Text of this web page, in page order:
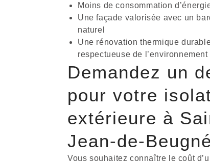
Moins de consommation
Une façade valorisée avec un
naturel
Une rénovation thermique
respectueuse de l’environnement
Demandez un
pour votre
extérieure à
Jean-de-
Vous souhaitez connaître le coût